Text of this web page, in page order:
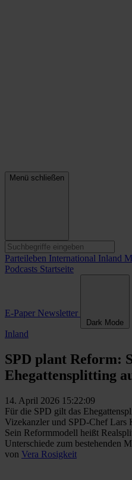
Menü schließen
Parteileben International Inland
Podcasts Startseite
E-Paper Newsletter
Dark Mode
Inland
SPD plant Reform:
Ehegattensplitting
14. April 2026 15:22:09
Für die SPD gilt das
Vizekanzler und SPD-Chef
Sein Reformmodell heißt
Unterschiede zum bestehenden
von Vera Rosigkeit